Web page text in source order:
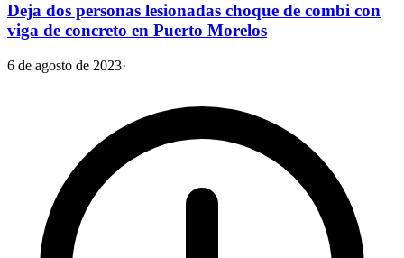
Deja dos personas lesionadas choque de combi con
viga de concreto en Puerto Morelos
6 de agosto de 2023·